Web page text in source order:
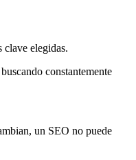
clave elegidas.
constantemente
un SEO no puede